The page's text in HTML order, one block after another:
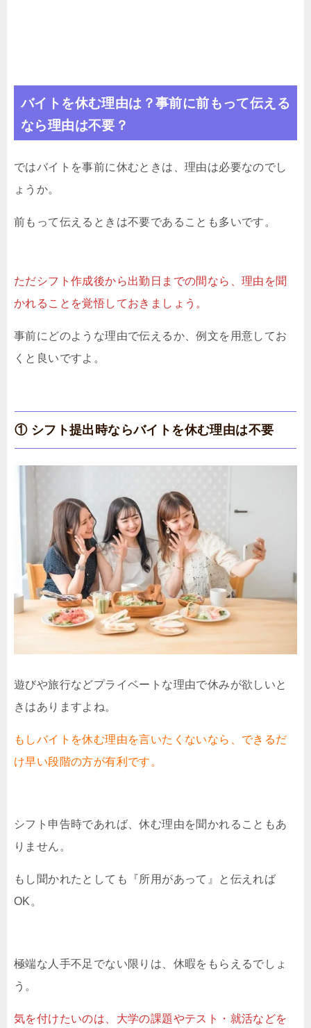
バイトを休む理由は？事前に前もって伝える
なら理由は不要？
ではバイトを事前に休むときは、理由は必要なのでし
ょうか。
前もって伝えるときは不要であることも多いです。
ただシフト作成後から出勤日までの間なら、理由を聞
かれることを覚悟しておきましょう。
事前にどのような理由で伝えるか、例文を用意してお
くと良いですよ。
① シフト提出時ならバイトを休む理由は不要
遊びや旅行などプライベートな理由で休みが欲しいと
きはありますよね。
もしバイトを休む理由を言いたくないなら、できるだ
け早い段階の方が有利です。
シフト申告時であれば、休む理由を聞かれることもあ
りません。
もし聞かれたとしても『所用があって』と伝えれば
OK。
極端な人手不足でない限りは、休暇をもらえるでしょ
う。
気を付けたいのは、大学の課題やテスト・就活などを